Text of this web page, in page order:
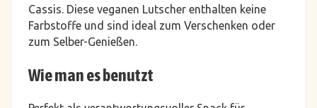
Cassis. Diese veganen Lutscher enthalten keine
Farbstoffe und sind ideal zum Verschenken oder
zum Selber-Genießen.
Wie man es benutzt